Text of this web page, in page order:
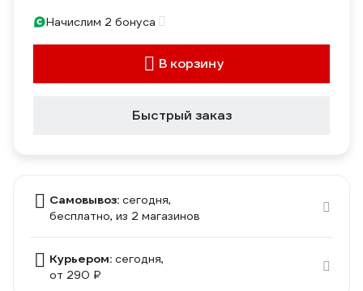
Начислим 2 бонуса
В корзину
Быстрый заказ
Самовывоз: сегодня,
бесплатно, из 2 магазинов
Курьером: сегодня,
от 290 ₽